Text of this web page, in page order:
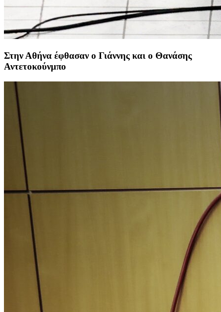
Στην Αθήνα έφθασαν ο Γιάννης και ο Θανάσης
Αντετοκούνμπο